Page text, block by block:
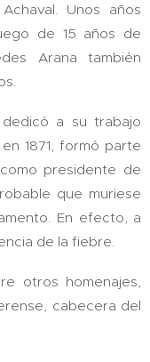
Unos años
de 15 años de
Arana también
a su trabajo
1871, formó parte
presidente de
que muriese
En efecto, a
de la fiebre.
otros homenajes,
cabecera del